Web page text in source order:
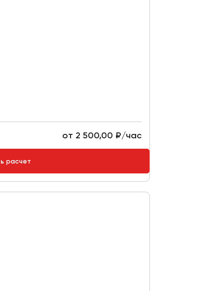
от 2 500,00 ₽/час
расчет